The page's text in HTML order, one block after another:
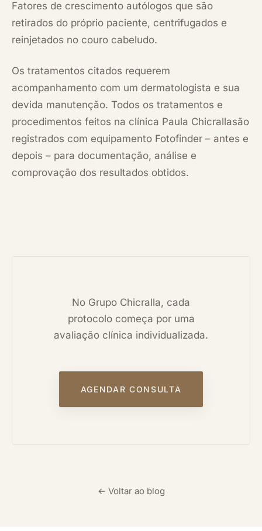
Fatores de crescimento autólogos que são
retirados do próprio paciente, centrifugados e
reinjetados no couro cabeludo.
Os tratamentos citados requerem
acompanhamento com um dermatologista e sua
devida manutenção. Todos os tratamentos e
procedimentos feitos na clínica Paula Chicrallasão
registrados com equipamento Fotofinder – antes e
depois – para documentação, análise e
comprovação dos resultados obtidos.
No Grupo Chicralla, cada
protocolo começa por uma
avaliação clínica individualizada.
AGENDAR CONSULTA
← Voltar ao blog